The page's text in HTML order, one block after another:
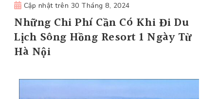
Cập nhật trên 30 Tháng 8, 2024
Những Chi Phí Cần Có Khi Đi Du
Lịch Sông Hồng Resort 1 Ngày Từ
Hà Nội